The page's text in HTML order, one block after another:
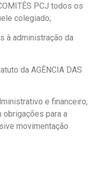
PCJ todos os
colegiado;
à administração da
da AGÊNCIA DAS
e financeiro,
obrigações para a
movimentação